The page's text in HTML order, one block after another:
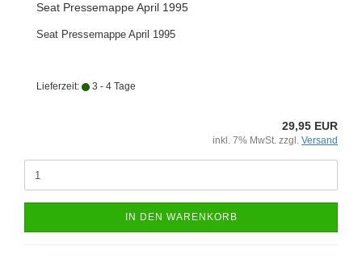
Seat Pressemappe April 1995
Seat Pressemappe April 1995
Lieferzeit: 3 - 4 Tage
29,95 EUR
inkl. 7% MwSt. zzgl. Versand
IN DEN WARENKORB